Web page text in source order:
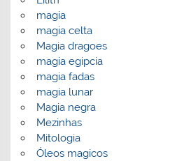
magia
magia celta
Magia dragoes
magia egipcia
magia fadas
magia lunar
Magia negra
Mezinhas
Mitologia
Óleos magicos